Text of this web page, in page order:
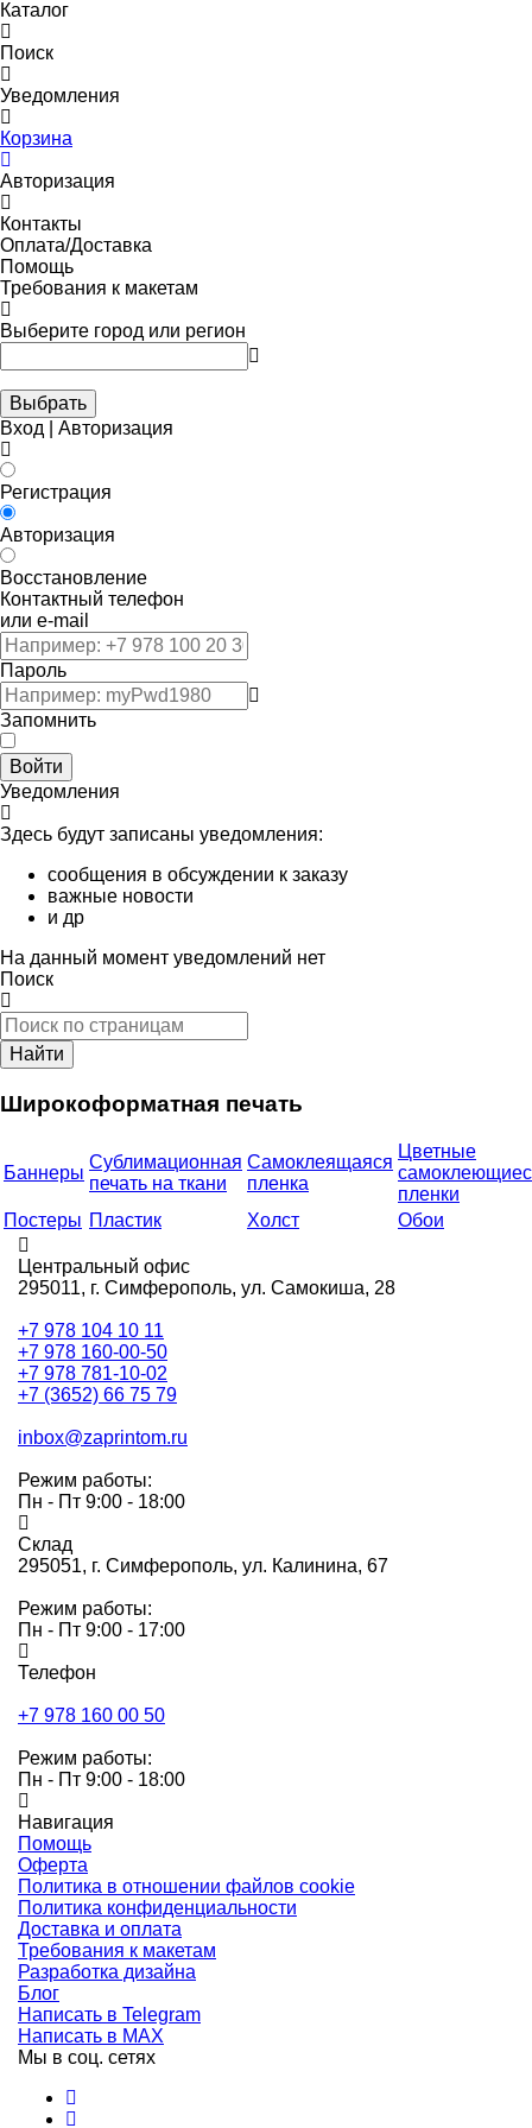
Каталог
Поиск
Уведомления
Корзина
Авторизация
Контакты
Оплата/Доставка
Помощь
Требования к макетам
Выберите город или регион
Выбрать
Вход | Авторизация
Регистрация
Авторизация
Восстановление
Контактный телефон
или e-mail
Пароль
Запомнить
Войти
Уведомления
Здесь будут записаны уведомления:
сообщения в обсуждении к заказу
важные новости
и др
На данный момент уведомлений нет
Поиск
Найти
Широкоформатная печать
Баннеры
Сублимационная
печать на ткани
Самоклеящаяся
пленка
Цветные
пленки
Постеры Пластик Холст Обои
Центральный офис
295011, г. Симферополь, ул. Самокиша, 28
+7 978 104 10 11
+7 978 160-00-50
+7 978 781-10-02
+7 (3652) 66 75 79
inbox@zaprintom.ru
Режим работы:
Пн - Пт 9:00 - 18:00
Склад
295051, г. Симферополь, ул. Калинина, 67
Режим работы:
Пн - Пт 9:00 - 17:00
Телефон
+7 978 160 00 50
Режим работы:
Пн - Пт 9:00 - 18:00
Навигация
Помощь
Оферта
Политика в отношении файлов cookie
Политика конфиденциальности
Доставка и оплата
Требования к макетам
Разработка дизайна
Блог
Написать в Telegram
Написать в MAX
Мы в соц. сетях